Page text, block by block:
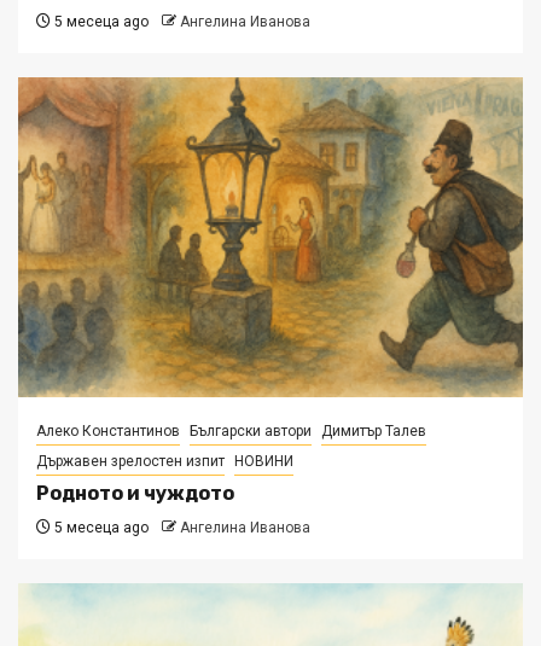
5 месеца ago Ангелина Иванова
Алеко Константинов Български автори
Димитър Талев
Държавен зрелостен изпит
НОВИНИ
Родното и чуждото
5 месеца ago Ангелина Иванова